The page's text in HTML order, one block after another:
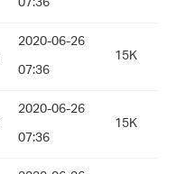
2020-06-26
07:36
15K
2020-06-26
07:36
15K